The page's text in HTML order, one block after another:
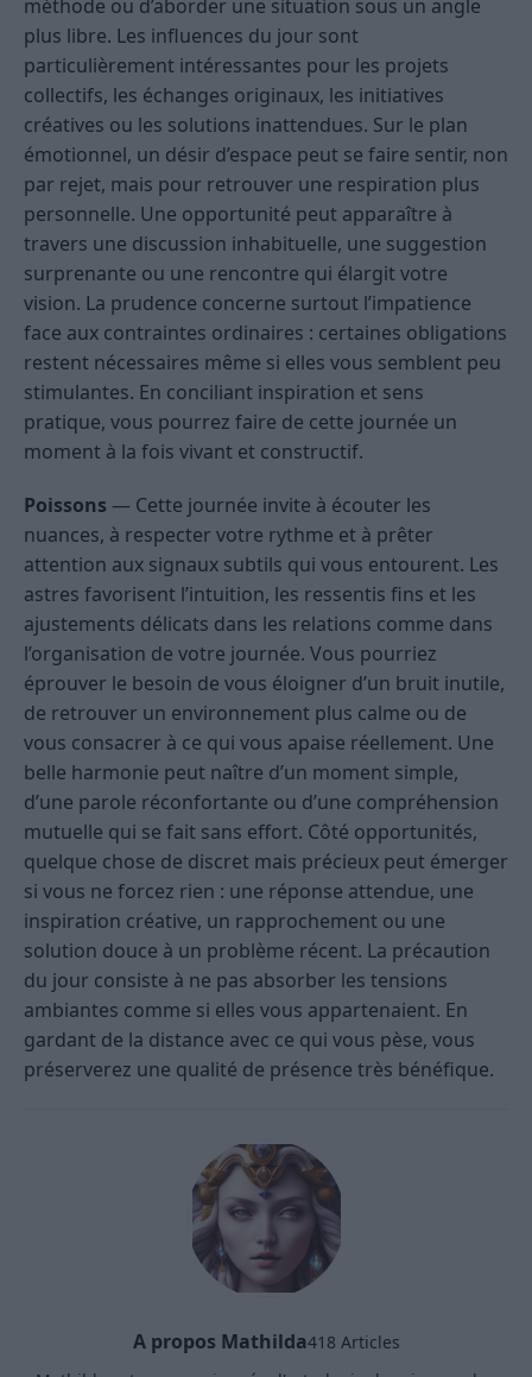
méthode ou d’aborder une situation sous un angle
plus libre. Les influences du jour sont
particulièrement intéressantes pour les projets
collectifs, les échanges originaux, les initiatives
créatives ou les solutions inattendues. Sur le plan
émotionnel, un désir d’espace peut se faire sentir, non
par rejet, mais pour retrouver une respiration plus
personnelle. Une opportunité peut apparaître à
travers une discussion inhabituelle, une suggestion
surprenante ou une rencontre qui élargit votre
vision. La prudence concerne surtout l’impatience
face aux contraintes ordinaires : certaines obligations
restent nécessaires même si elles vous semblent peu
stimulantes. En conciliant inspiration et sens
pratique, vous pourrez faire de cette journée un
moment à la fois vivant et constructif.
Poissons — Cette journée invite à écouter les
nuances, à respecter votre rythme et à prêter
attention aux signaux subtils qui vous entourent. Les
astres favorisent l’intuition, les ressentis fins et les
ajustements délicats dans les relations comme dans
l’organisation de votre journée. Vous pourriez
éprouver le besoin de vous éloigner d’un bruit inutile,
de retrouver un environnement plus calme ou de
vous consacrer à ce qui vous apaise réellement. Une
belle harmonie peut naître d’un moment simple,
d’une parole réconfortante ou d’une compréhension
mutuelle qui se fait sans effort. Côté opportunités,
quelque chose de discret mais précieux peut émerger
si vous ne forcez rien : une réponse attendue, une
inspiration créative, un rapprochement ou une
solution douce à un problème récent. La précaution
du jour consiste à ne pas absorber les tensions
ambiantes comme si elles vous appartenaient. En
gardant de la distance avec ce qui vous pèse, vous
préserverez une qualité de présence très bénéfique.
A propos Mathilda418 Articles